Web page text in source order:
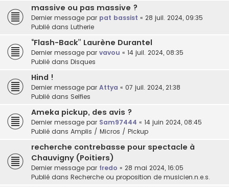
massive ou pas massive ?
Dernier message par pat bassist « 28 juil. 2024, 09:35
Publié dans Lutherie
“Flash-Back” Laurène Durantel
Dernier message par vavou « 14 juil. 2024, 08:35
Publié dans Disques
Hind !
Dernier message par Attya « 07 juil. 2024, 21:38
Publié dans Selfies
Ameka pickup, des avis ?
Dernier message par Sam97444 « 14 juin 2024, 08:45
Publié dans Amplis / Micros / Pickup
recherche contrebasse pour spectacle à
Chauvigny (Poitiers)
Dernier message par fredo « 28 mai 2024, 16:05
Publié dans Recherche ou proposition de musicien.n.e.s.